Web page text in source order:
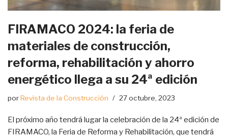
FIRAMACO 2024: la feria de
materiales de construcción,
reforma, rehabilitación y ahorro
energético llega a su 24ª edición
porRevista de la Construcción 27 octubre, 2023
El próximo año tendrá lugar la celebración de la 24ª edición de
FIRAMACO, la Feria de Reforma y Rehabilitación, que tendrá